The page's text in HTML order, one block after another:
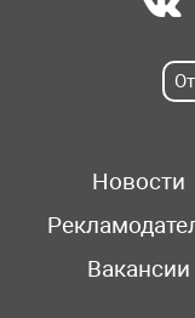
Новости
Вакансии